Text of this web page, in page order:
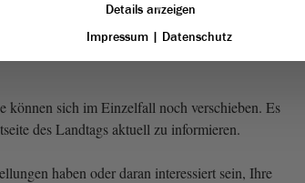
können sich im Einzelfall noch verschieben. Es
des Landtags aktuell zu informieren.
haben oder daran interessiert sein, Ihre
Details anzeigen
Impressum | Datenschutz